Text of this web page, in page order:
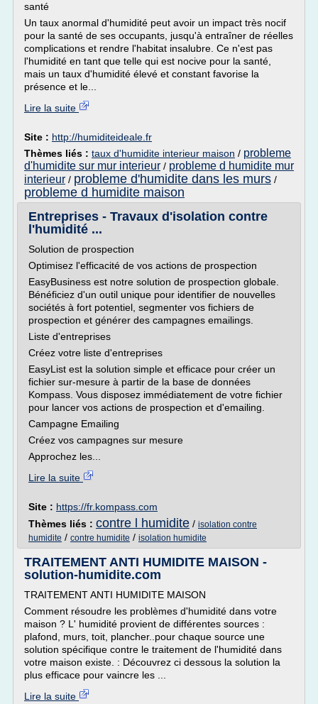
santé
Un taux anormal d'humidité peut avoir un impact très nocif
pour la santé de ses occupants, jusqu'à entraîner de réelles
complications et rendre l'habitat insalubre. Ce n'est pas
l'humidité en tant que telle qui est nocive pour la santé,
mais un taux d'humidité élevé et constant favorise la
présence et le...
Lire la suite
Site : http://humiditeideale.fr
Thèmes liés : taux d'humidite interieur maison / probleme
d'humidite sur mur interieur / probleme d humidite mur
interieur / probleme d'humidite dans les murs /
probleme d humidite maison
Entreprises - Travaux d'isolation contre
l'humidité ...
Solution de prospection
Optimisez l'efficacité de vos actions de prospection
EasyBusiness est notre solution de prospection globale.
Bénéficiez d'un outil unique pour identifier de nouvelles
sociétés à fort potentiel, segmenter vos fichiers de
prospection et générer des campagnes emailings.
Liste d'entreprises
Créez votre liste d'entreprises
EasyList est la solution simple et efficace pour créer un
fichier sur-mesure à partir de la base de données
Kompass. Vous disposez immédiatement de votre fichier
pour lancer vos actions de prospection et d'emailing.
Campagne Emailing
Créez vos campagnes sur mesure
Approchez les...
Lire la suite
Site : https://fr.kompass.com
Thèmes liés : contre l humidite / isolation contre
humidite / contre humidite / isolation humidite
TRAITEMENT ANTI HUMIDITE MAISON -
solution-humidite.com
TRAITEMENT ANTI HUMIDITE MAISON
Comment résoudre les problèmes d'humidité dans votre
maison ? L' humidité provient de différentes sources :
plafond, murs, toit, plancher..pour chaque source une
solution spécifique contre le traitement de l'humidité dans
votre maison existe. : Découvrez ci dessous la solution la
plus efficace pour vaincre les ...
Lire la suite